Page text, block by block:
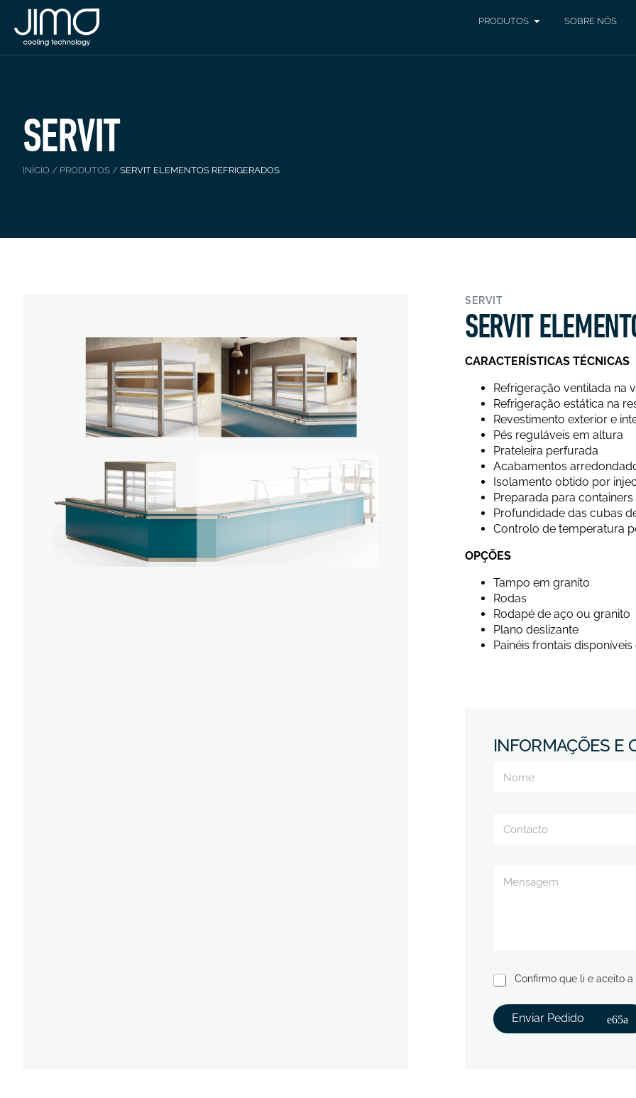
PRODUTOS SOBRE NÓS
SERVIT
INÍCIO / PRODUTOS / SERVIT ELEMENTOS REFRIGERADOS
SERVIT
SERVIT
CARACTERÍSTICAS TÉCNICAS
Refrigeração ventilada na
Refrigeração estática na
Revestimento exterior e
Pés reguláveis em altura
Prateleira perfurada
Acabamentos
Isolamento obtido por
Preparada para
Profundidade das cubas
Controlo de temperatura
OPÇÕES
Tampo em granito
Rodas
Rodapé de aço ou granito
Plano deslizante
Painéis frontais
INFORMAÇÕES E
Confirmo que li e aceito a
Enviar Pedido